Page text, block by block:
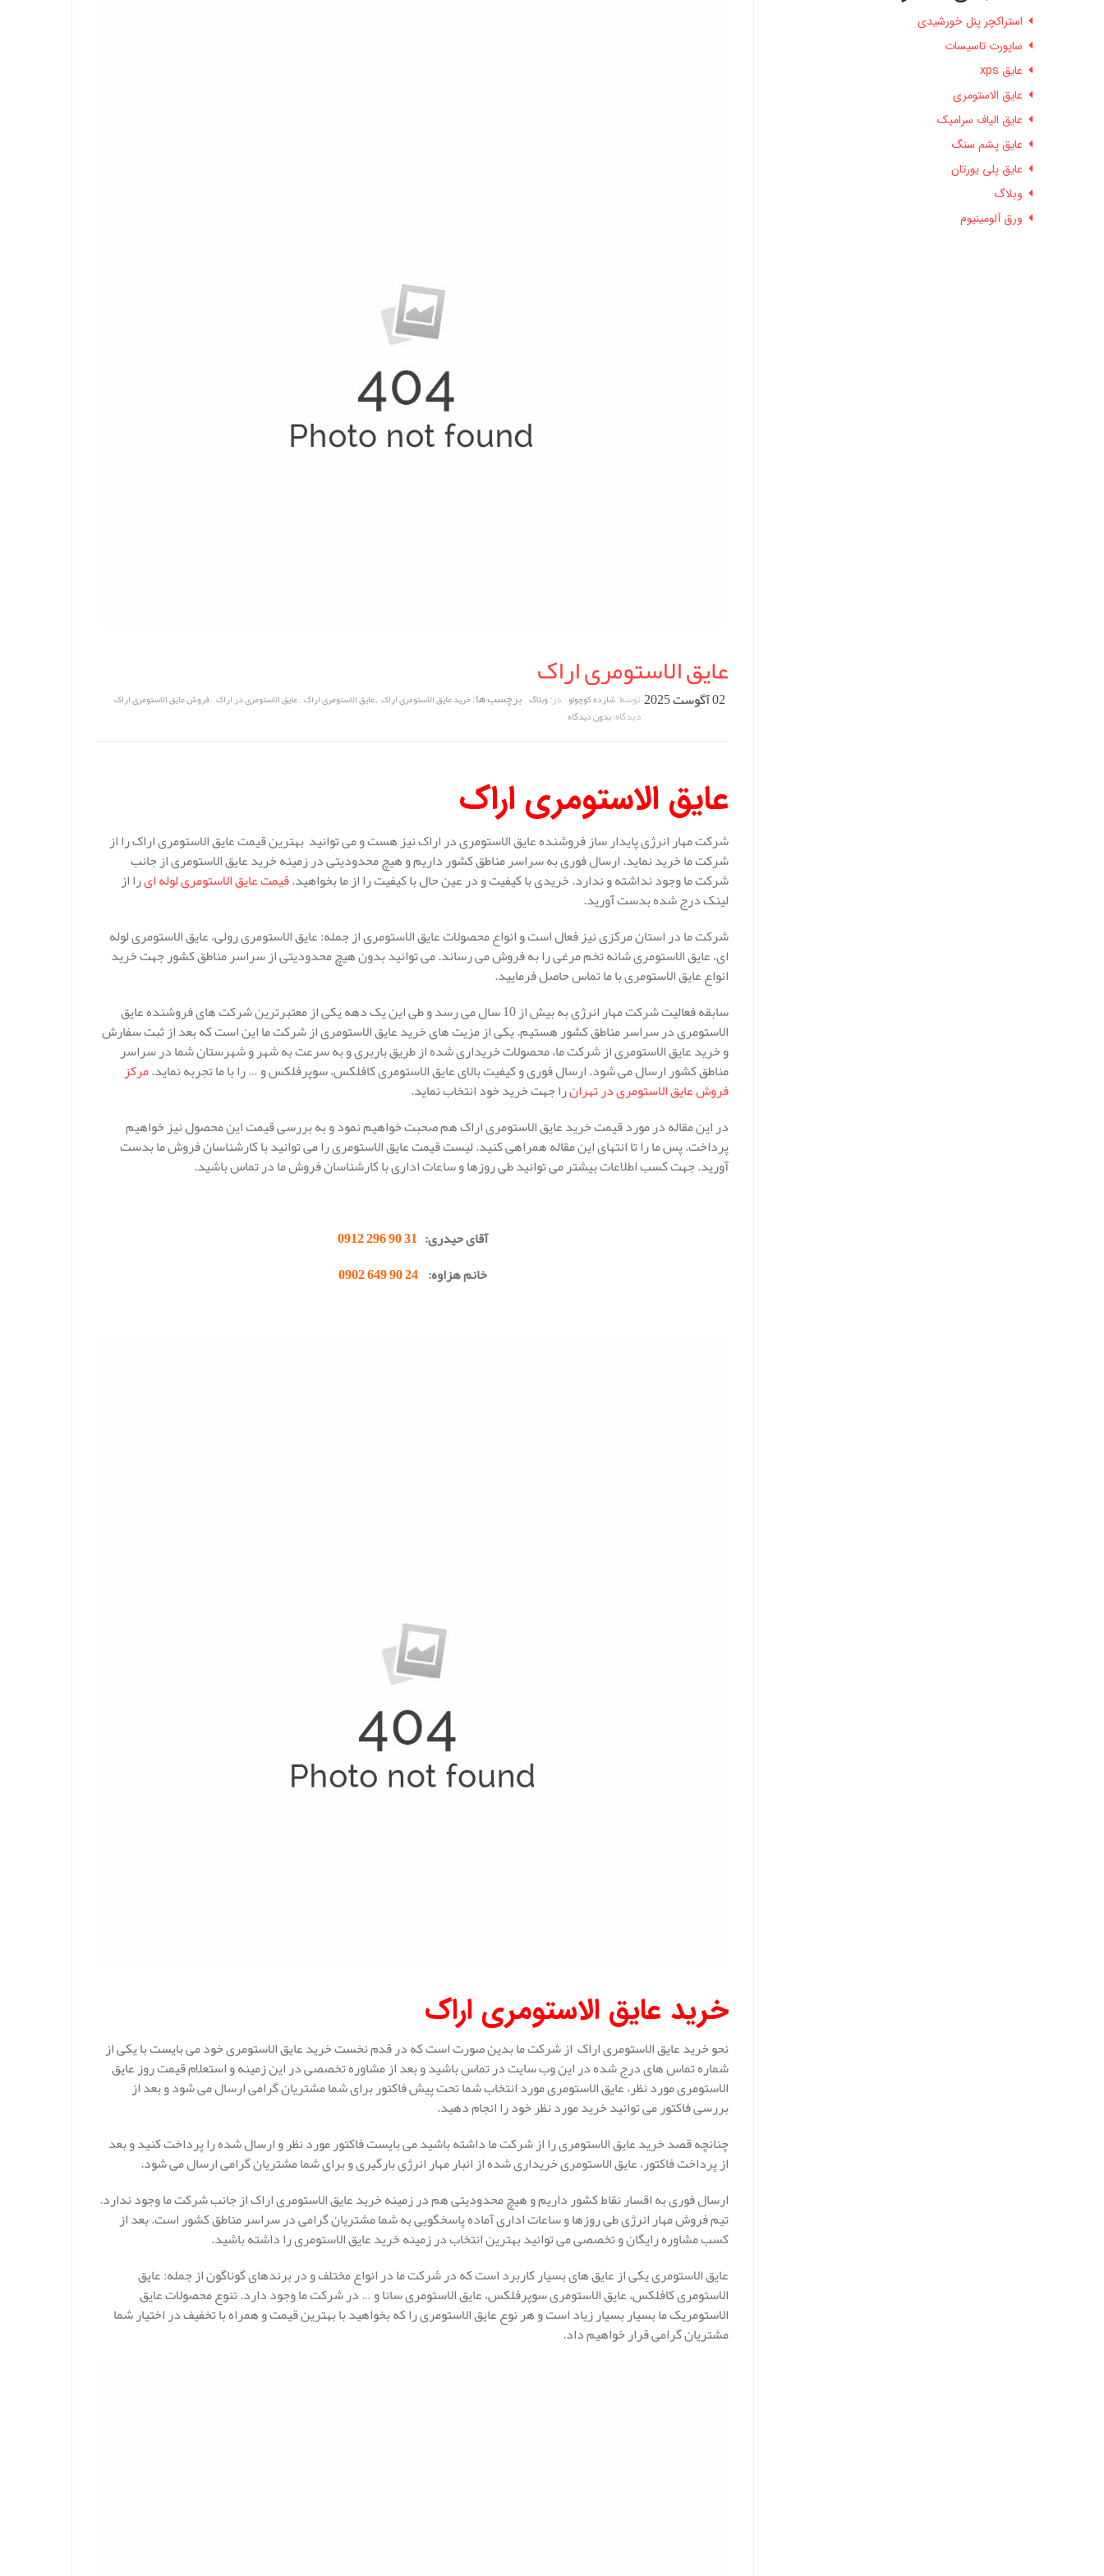
عایق الاستومری اراک
02 آگوست 2025 توسط:شازده کوچولو در:وبلاگ برچسب ها:خرید عایق الاستومری اراک ,عایق الاستومری اراک ,عایق الاستومری در اراک ,فروش عایق الاستومری اراک
دیدگاه:بدون دیدگاه
عایق الاستومری اراک
شرکت مهار انرژی پایدار ساز فروشنده عایق الاستومری در اراک نیز هست و می توانید بهترین قیمت عایق الاستومری اراک را از
شرکت ما خرید نماید. ارسال فوری به سراسر مناطق کشور داریم و هیچ محدودیتی در زمینه خرید عایق الاستومری از جانب
شرکت ما وجود نداشته و ندارد. خریدی با کیفیت و در عین حال با کیفیت را از ما بخواهید.قیمت عایق الاستومری لوله ایرا از
لینک درج شده بدست آورید.
شرکت ما در استان مرکزی نیز فعال است و انواع محصولات عایق الاستومری از جمله: عایق الاستومری رولی، عایق الاستومری لوله
ای، عایق الاستومری شانه تخم مرغی را به فروش می رساند. می توانید بدون هیچ محدودیتی از سراسر مناطق کشور جهت خرید
انواع عایق الاستومری با ما تماس حاصل فرمایید.
سابقه فعالیت شرکت مهار انرژی به بیش از 10 سال می رسد و طی این یک دهه یکی از معتبرترین شرکت های فروشنده عایق
الاستومری در سراسر مناطق کشور هستیم. یکی از مزیت های خرید عایق الاستومری از شرکت ما این است که بعد از ثبت سفارش
و خرید عایق الاستومری از شرکت ما، محصولات خریداری شده از طریق باربری و به سرعت به شهر و شهرستان شما در سراسر
مناطق کشور ارسال می شود. ارسال فوری و کیفیت بالای عایق الاستومری کافلکس، سوپرفلکس و … را با ما تجربه نماید.مرکز
فروش عایق الاستومری در تهرانرا جهت خرید خود انتخاب نماید.
در این مقاله در مورد قیمت خرید عایق الاستومری اراک هم صحبت خواهیم نمود و به بررسی قیمت این محصول نیز خواهیم
پرداخت. پس ما را تا انتهای این مقاله همراهی کنید. لیست قیمت عایق الاستومری را می توانید با کارشناسان فروش ما بدست
آورید. جهت کسب اطلاعات بیشتر می توانید طی روزها و ساعات اداری با کارشناسان فروش ما در تماس باشید.
آقای حیدری:
31 90 296 0912
خانم هزاوه:
24 90 649 0902
خرید عایق الاستومری اراک
نحو خرید عایق الاستومری اراک از شرکت ما بدین صورت است که در قدم نخست خرید عایق الاستومری خود می بایست با یکی از
شماره تماس های درج شده در این وب سایت در تماس باشید و بعد از مشاوره تخصصی در این زمینه و استعلام قیمت روز عایق
الاستومری مورد نظر، عایق الاستومری مورد انتخاب شما تحت پیش فاکتور برای شما مشتریان گرامی ارسال می شود و بعد از
بررسی فاکتور می توانید خرید مورد نظر خود را انجام دهید.
چنانچه قصد خرید عایق الاستومری را از شرکت ما داشته باشید می بایست فاکتور مورد نظر و ارسال شده را پرداخت کنید و بعد
از پرداخت فاکتور، عایق الاستومری خریداری شده از انبار مهار انرژی بارگیری و برای شما مشتریان گرامی ارسال می شود.
ارسال فوری به اقسار نقاط کشور داریم و هیچ محدودیتی هم در زمینه خرید عایق الاستومری اراک از جانب شرکت ما وجود ندارد.
تیم فروش مهار انرژی طی روزها و ساعات اداری آماده پاسخگویی به شما مشتریان گرامی در سراسر مناطق کشور است. بعد از
کسب مشاوره رایگان و تخصصی می توانید بهترین انتخاب در زمینه خرید عایق الاستومری را داشته باشید.
عایق الاستومری یکی از عایق های بسیار کاربرد است که در شرکت ما در انواع مختلف و در برندهای گوناگون از جمله: عایق
الاستومری کافلکس، عایق الاستومری سوپرفلکس، عایق الاستومری سانا و … در شرکت ما وجود دارد. تنوع محصولات عایق
الاستومریک ما بسیار بسیار زیاد است و هر نوع عایق الاستومری را که بخواهید با بهترین قیمت و همراه با تخفیف در اختیار شما
مشتریان گرامی قرار خواهیم داد.
استراکچر پنل خورشیدی
ساپورت تاسیسات
عایق xps
عایق الاستومری
عایق الیاف سرامیک
عایق پشم سنگ
عایق پلی یورتان
وبلاگ
ورق آلومینیوم